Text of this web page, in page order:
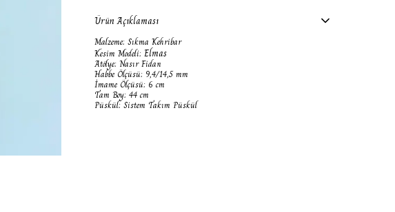
Ürün Açıklaması
Malzeme: Sıkma Kehribar
Kesim Modeli: Elmas
Atölye: Nasır Fidan
Habbe Ölçüsü: 9,4/14,5 mm
İmame Ölçüsü: 6 cm
Tam Boy: 44 cm
Püskül: Sistem Takım Püskül